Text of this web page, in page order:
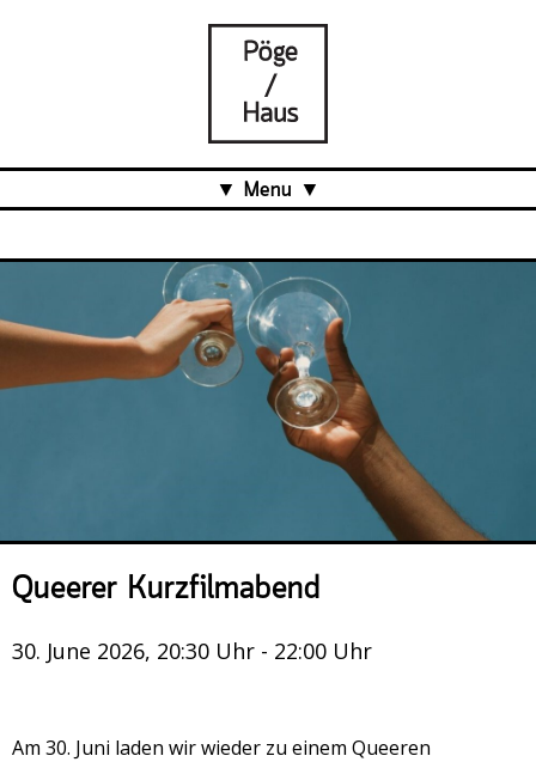
Menu
Projects
Über uns
Was ist das Pöge-Haus?
Team
Organisation
Veranstaltungsrückblick
Kontakt und Anfahrt
Presse/Newsletter
Queerer Kurzfilmabend
30. June 2026, 20:30 Uhr - 22:00 Uhr
Am 30. Juni laden wir wieder zu einem Queeren